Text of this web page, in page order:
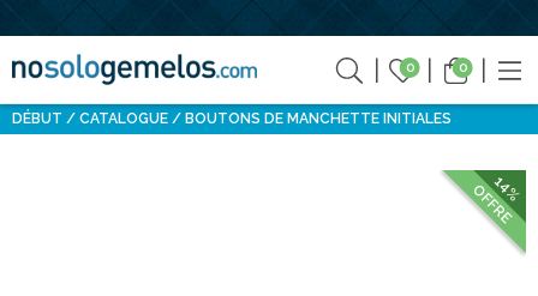
0 0
DÉBUT CATALOGUE BOUTONS DE MANCHETTE INITIALES
14%
OFFRE